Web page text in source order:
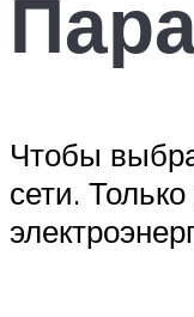
Чтобы
сети.